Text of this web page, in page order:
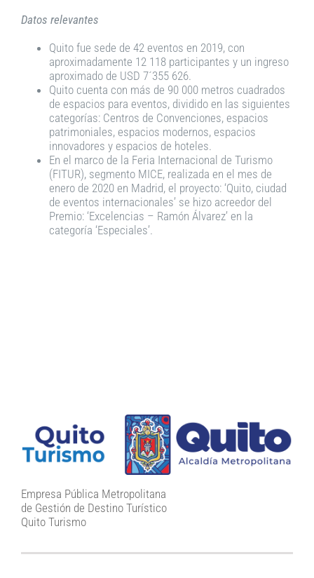
Datos relevantes
Quito fue sede de 42 eventos en 2019, con
aproximadamente 12 118 participantes y un ingreso
aproximado de USD 7´355 626.
Quito cuenta con más de 90 000 metros cuadrados
de espacios para eventos, dividido en las siguientes
categorías: Centros de Convenciones, espacios
patrimoniales, espacios modernos, espacios
innovadores y espacios de hoteles.
En el marco de la Feria Internacional de Turismo
(FITUR), segmento MICE, realizada en el mes de
enero de 2020 en Madrid, el proyecto: ‘Quito, ciudad
de eventos internacionales’ se hizo acreedor del
Premio: ‘Excelencias – Ramón Álvarez’ en la
categoría ‘Especiales’.
Empresa Pública Metropolitana
de Gestión de Destino Turístico
Quito Turismo